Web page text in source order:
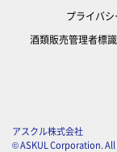
プライバ
酒類販売管理者標
アスクル株式会社
© ASKUL Corporation.